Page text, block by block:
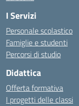
I Servizi
Personale scolastico
Famiglie e studenti
Percorsi di studio
Didattica
Offerta formativa
I progetti delle classi